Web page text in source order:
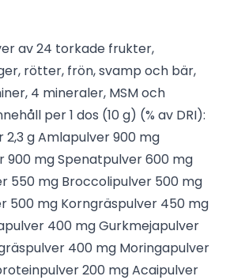
av 24 torkade frukter,
rötter, frön, svamp och bär,
4 mineraler, MSM och
per 1 dos (10 g) (% av DRI):
2,3 g Amlapulver 900 mg
900 mg Spenatpulver 600 mg
550 mg Broccolipulver 500 mg
500 mg Korngräspulver 450 mg
400 mg Gurkmejapulver
400 mg Moringapulver
200 mg Acaipulver